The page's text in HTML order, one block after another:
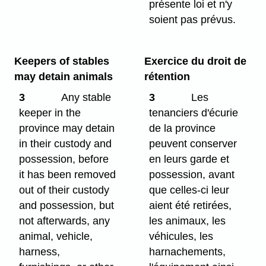
présente loi et n'y
soient pas prévus.
Keepers of stables
may detain animals
3
Any stable
keeper in the
province may detain
in their custody and
possession, before
it has been removed
out of their custody
and possession, but
not afterwards, any
animal, vehicle,
harness,
Exercice du droit de
rétention
3
Les
tenanciers d'écurie
de la province
peuvent conserver
en leurs garde et
possession, avant
que celles-ci leur
aient été retirées,
les animaux, les
véhicules, les
harnachements,